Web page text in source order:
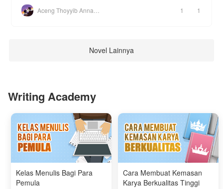
1 1
Novel Lainnya
Writing Academy
Kelas Menulis Bagi Para
Pemula
Cara Membuat Kemasan
Karya Berkualitas Tinggi